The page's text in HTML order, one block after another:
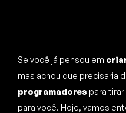
Se você já pensou em
mas achou que precisaria
programadores para
para você. Hoje, vamos